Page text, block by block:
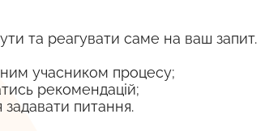
та реагувати саме на ваш запит.
учасником процесу;
рекомендацій;
питання.